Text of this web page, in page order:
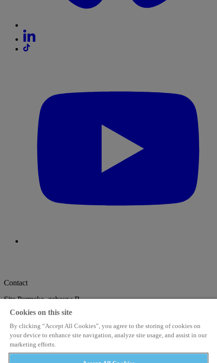
Contact
Site Permeke, gebouw B
De Coninckplein 26
2060 Antwerpen
info@stampmedia.be +32 3 294 68 38
StampMedia
Cookies on this site
By clicking “Accept All Cookies”, you agree to the storing of cookies on
your device to enhance site navigation, analyze site usage, and assist in our
marketing efforts.